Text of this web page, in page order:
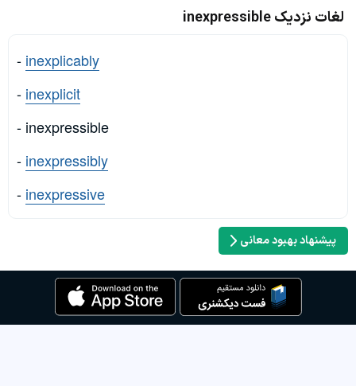
لغات نزدیک inexpressible
- inexplicably
- inexplicit
- inexpressible
- inexpressibly
- inexpressive
پیشنهاد بهبود معانی